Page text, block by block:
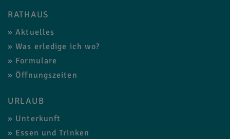
RATHAUS
Aktuelles
Was erledige ich wo?
Formulare
Öffnungszeiten
URLAUB
Unterkunft
Essen und Trinken